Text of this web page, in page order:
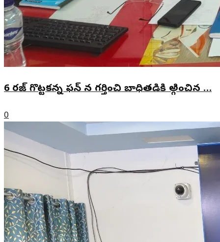
6 రజ్ గొట్టకన్న ఫన్ న గర్తించి బాధితడికి అ్గించిన …
0